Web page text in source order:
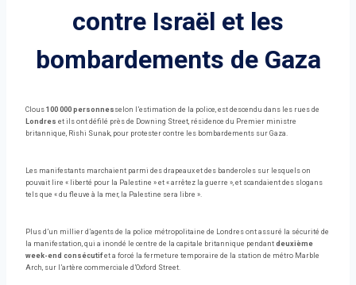
contre Israël et les
bombardements de Gaza
Clous 100 000 personnes selon l’estimation de la police, est descendu dans les rues de
Londres et ils ont défilé près de Downing Street, résidence du Premier ministre
britannique, Rishi Sunak, pour protester contre les bombardements sur Gaza.
Les manifestants marchaient parmi des drapeaux et des banderoles sur lesquels on
pouvait lire « liberté pour la Palestine » et « arrêtez la guerre », et scandaient des slogans
tels que « du fleuve à la mer, la Palestine sera libre ».
Plus d’un millier d’agents de la police métropolitaine de Londres ont assuré la sécurité de
la manifestation, qui a inondé le centre de la capitale britannique pendant deuxième
week-end consécutifet a forcé la fermeture temporaire de la station de métro Marble
Arch, sur l’artère commerciale d’Oxford Street.